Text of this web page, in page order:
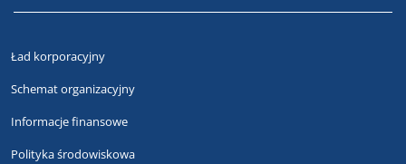
Ład korporacyjny
Schemat organizacyjny
Informacje finansowe
Polityka środowiskowa